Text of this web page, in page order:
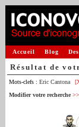
Accueil Blog
Résultat de
Mots-clefs : Eric Cantona
Modifier votre recherche >>